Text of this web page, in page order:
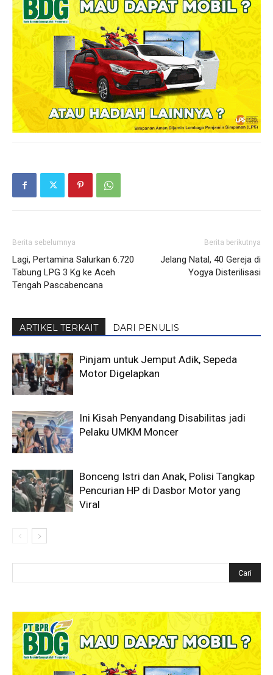
Berita sebelumnya
Lagi, Pertamina Salurkan 6.720
Tabung LPG 3 Kg ke Aceh
Tengah Pascabencana
Berita berikutnya
Jelang Natal, 40 Gereja di
Yogya Disterilisasi
ARTIKEL TERKAIT DARI PENULIS
Pinjam untuk Jemput Adik, Sepeda
Motor Digelapkan
Ini Kisah Penyandang Disabilitas jadi
Pelaku UMKM Moncer
Bonceng Istri dan Anak, Polisi Tangkap
Pencurian HP di Dasbor Motor yang
Viral